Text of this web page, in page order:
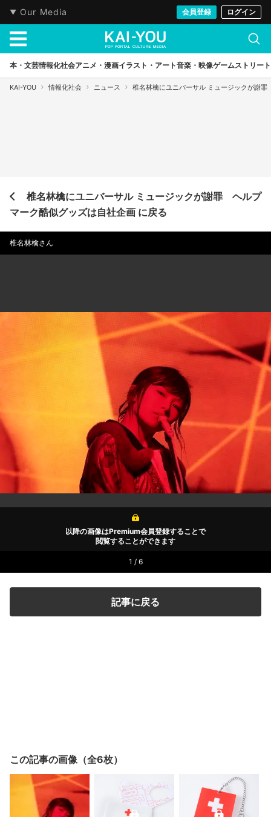
Our Media 会員登録 ログイン
本・文芸情報化社会アニメ・漫画イラスト・アート音楽・映像ゲームストリート
KAI-YOU 情報化社会 ニュース 椎名林檎にユニバーサル ミュージックが謝
椎名林檎にユニバーサル ミュージックが謝罪 ヘルプ
マーク酷似グッズは自社企画 に戻る
椎名林檎さん
以降の画像はPremium会員登録することで
閲覧することができます
1 / 6
記事に戻る
この記事の画像（全6枚）